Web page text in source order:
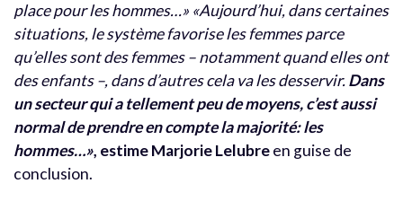
place pour les hommes…» «Aujourd’hui, dans certaines
situations, le système favorise les femmes parce
qu’elles sont des femmes – notamment quand elles ont
des enfants –, dans d’autres cela va les desservir.Dans
un secteur qui a tellement peu de moyens, c’est aussi
normal de prendre en compte la majorité: les
hommes…», estime Marjorie Lelubreen guise de
conclusion.